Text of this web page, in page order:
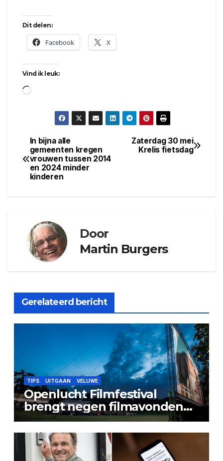
Dit delen:
Facebook X
Vind ik leuk:
Aan
Bericht
navigatie
Zaterdag 30 mei
Krelis fietsdag
In bijna alle
gemeenten kregen
vrouwen tussen 2014
en 2024 minder
kinderen
Door
Martin Burgers
Gerelateerd bericht
TIPS UITGAAN VELUWE
Openlucht Filmfestival
brengt negen filmavonden
naar Stadspark Berg & Bos